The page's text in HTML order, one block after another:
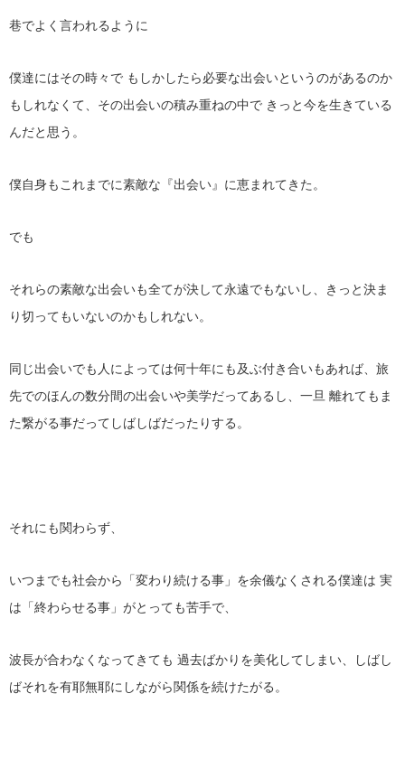
巷でよく言われるように
僕達にはその時々で もしかしたら必要な出会いというのがあるのか
もしれなくて、その出会いの積み重ねの中で きっと今を生きている
んだと思う。
僕自身もこれまでに素敵な『出会い』に恵まれてきた。
でも
それらの素敵な出会いも全てが決して永遠でもないし、きっと決ま
り切ってもいないのかもしれない。
同じ出会いでも人によっては何十年にも及ぶ付き合いもあれば、旅
先でのほんの数分間の出会いや美学だってあるし、一旦 離れてもま
た繋がる事だってしばしばだったりする。
それにも関わらず、
いつまでも社会から「変わり続ける事」を余儀なくされる僕達は 実
は「終わらせる事」がとっても苦手で、
波長が合わなくなってきても 過去ばかりを美化してしまい、しばし
ばそれを有耶無耶にしながら関係を続けたがる。